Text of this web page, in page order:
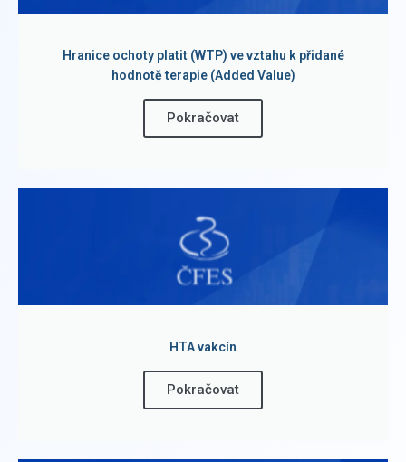
Hranice ochoty platit (WTP) ve vztahu k přidané
hodnotě terapie (Added Value)
Pokračovat
HTA vakcín
Pokračovat